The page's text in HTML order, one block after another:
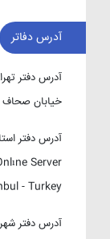
آدرس دفاتر
آدرس دفتر
خیابان صحاف زاده -
آدرس دفتر
Server
- Turkey
آدرس دفتر